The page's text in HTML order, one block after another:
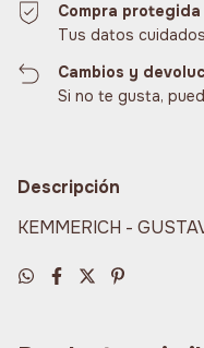
Compra protegida
Tus datos
Cambios y
Si no te gusta,
Descripción
KEMMERICH -